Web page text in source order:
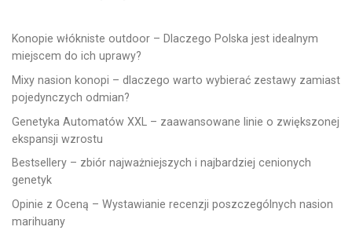
Konopie włókniste outdoor – Dlaczego Polska jest idealnym
miejscem do ich uprawy?
Mixy nasion konopi – dlaczego warto wybierać zestawy zamiast
pojedynczych odmian?
Genetyka Automatów XXL – zaawansowane linie o zwiększonej
ekspansji wzrostu
Bestsellery – zbiór najważniejszych i najbardziej cenionych
genetyk
Opinie z Oceną – Wystawianie recenzji poszczególnych nasion
marihuany